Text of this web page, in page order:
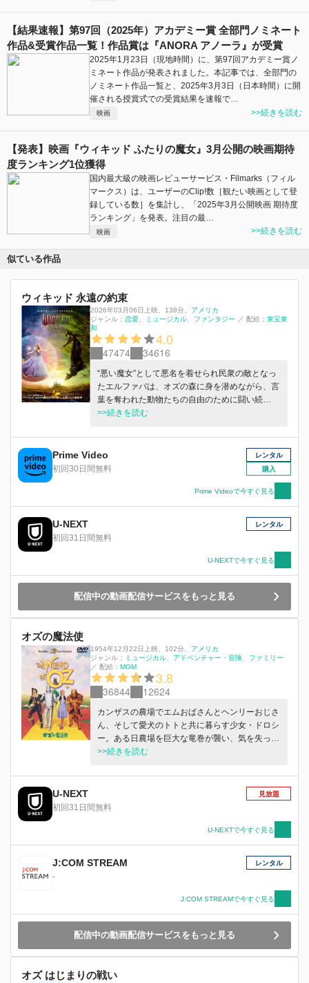
【結果速報】第97回（2025年）アカデミー賞 全部門ノミネート
作品&受賞作品一覧！作品賞は『ANORA アノーラ』が受賞
2025年1月23日（現地時間）に、第97回アカデミー賞ノ
ミネート作品が発表されました。本記事では、全部門の
ノミネート作品一覧と、2025年3月3日（日本時間）に開
催される授賞式での受賞結果を速報で…
映画 >>続きを読む
【発表】映画『ウィキッド ふたりの魔女』3月公開の映画期待
度ランキング1位獲得
国内最大級の映画レビューサービス・Filmarks（フィル
マークス）は、ユーザーのClip!数［観たい映画として登
録している数］を集計し、「2025年3月公開映画 期待度
ランキング」を発表。注目の最…
映画 >>続きを読む
似ている作品
ウィキッド 永遠の約束
2026年03月06日上映 138分
アメリカ
ジャンル： 恋愛 ミュージカル ファンタジー ／ 配給： 東宝東
和
4.0
47474 34616
“悪い魔女”として悪名を着せられ民衆の敵となっ
たエルファバは、オズの森に身を潜めながら、言
葉を奪われた動物たちの自由のために闘い続
け、“偉大なるオズの魔法使い”（ジェフ・ゴール
ていた。一方のグリンダは“善い魔女”としてオズ
の国にとって希望の象徴となり、名声と人気の恩
恵を満喫する日々。しかし、その心にはエルファ
バとの決別が影を落としていた。 シズ大学に通
っていた頃、エルファバとグリンダはぶつかり合
いながらも「ふたり一緒なら何だってできる」
と、互いに心を通わせた。そして今、正反対の道
へと駆り立てられたふたりは、かけがえのないか
つての友に、もう一度向き合わなければいけな
い。自らを、そしてオズという世界そのものを、
>>続きを読む
Prime Video
初回30日間無料
レンタル
購入
Prime Videoで今すぐ見る
U-NEXT
初回31日間無料
レンタル
U-NEXTで今すぐ見る
配信中の動画配信サービスをもっと見る
オズの魔法使
1954年12月22日上映 102分
アメリカ
ジャンル： ミュージカル アドベンチャー・冒険
ファミリー
／ 配給： MGM
3.8
36844 12624
カンザスの農場でエムおばさんとヘンリーおじさ
ん、そして愛犬のトトと共に暮らす少女・ドロシ
ー。ある日農場を巨大な竜巻が襲い、気を失った
ドロシーは家もろともオズの国へと運ばれてい
敷きになっていて…。
>>続きを読む
U-NEXT
初回31日間無料
見放題
U-NEXTで今すぐ見る
J:COM STREAM
-
レンタル
J:COM STREAMで今すぐ見る
配信中の動画配信サービスをもっと見る
オズ はじまりの戦い